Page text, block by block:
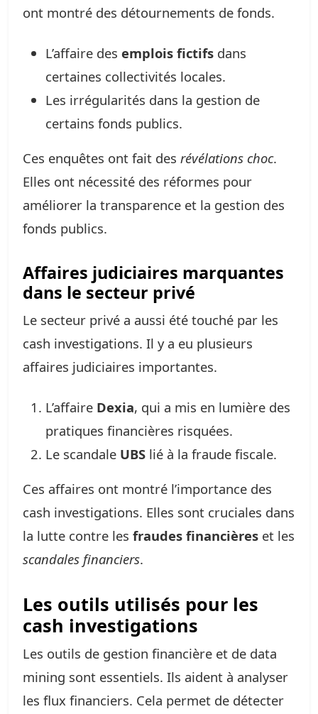
ont montré des détournements de fonds.
L’affaire des emplois fictifs dans
certaines collectivités locales.
Les irrégularités dans la gestion de
certains fonds publics.
Ces enquêtes ont fait des révélations choc.
Elles ont nécessité des réformes pour
améliorer la transparence et la gestion des
fonds publics.
Affaires judiciaires marquantes
dans le secteur privé
Le secteur privé a aussi été touché par les
cash investigations. Il y a eu plusieurs
affaires judiciaires importantes.
L’affaire Dexia, qui a mis en lumière des
pratiques financières risquées.
Le scandale UBS lié à la fraude fiscale.
Ces affaires ont montré l’importance des
cash investigations. Elles sont cruciales dans
la lutte contre les fraudes financières et les
scandales financiers.
Les outils utilisés pour les
cash investigations
Les outils de gestion financière et de data
mining sont essentiels. Ils aident à analyser
les flux financiers. Cela permet de détecter